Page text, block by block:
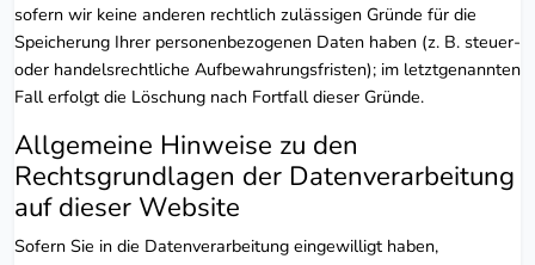
sofern wir keine anderen rechtlich zulässigen Gründe für die
Speicherung Ihrer personenbezogenen Daten haben (z. B. steuer-
oder handelsrechtliche Aufbewahrungsfristen); im letztgenannten
Fall erfolgt die Löschung nach Fortfall dieser Gründe.
Allgemeine Hinweise zu den
Rechtsgrundlagen der Datenverarbeitung
auf dieser Website
Sofern Sie in die Datenverarbeitung eingewilligt haben,